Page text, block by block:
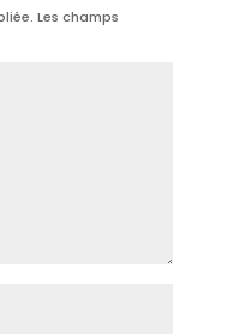
Les champs